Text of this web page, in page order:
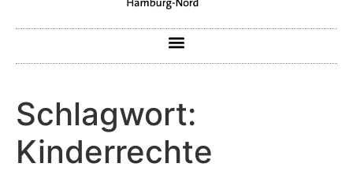
Schlagwort:
Kinderrechte